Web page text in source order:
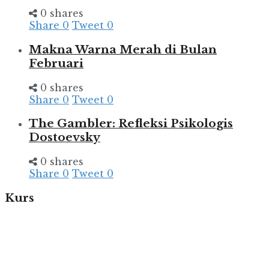
0 shares
Share 0 Tweet 0
Makna Warna Merah di Bulan
Februari
0 shares
Share 0 Tweet 0
The Gambler: Refleksi Psikologis
Dostoevsky
0 shares
Share 0 Tweet 0
Kurs